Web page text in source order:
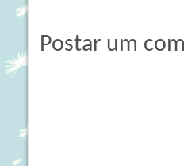
Postar um